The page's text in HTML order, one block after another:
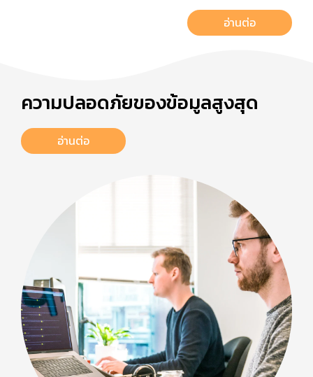
อ่านต่อ
ความปลอดภัยของข้อมูลสูงสุด
อ่านต่อ